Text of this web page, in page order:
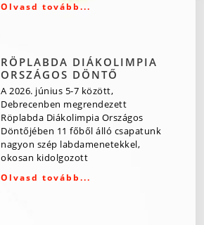
Olvasd tovább...
RÖPLABDA DIÁKOLIMPIA
ORSZÁGOS DÖNTŐ
A 2026. június 5-7 között,
Debrecenben megrendezett
Röplabda Diákolimpia Országos
Döntőjében 11 főből álló csapatunk
nagyon szép labdamenetekkel,
okosan kidolgozott
Olvasd tovább...